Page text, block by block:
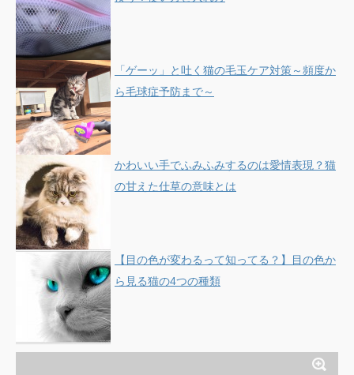
「ゲーッ」と吐く猫の毛玉ケア対策～頻度か
ら毛球症予防まで～
かわいい手でふみふみするのは愛情表現？猫
の甘えた仕草の意味とは
【目の色が変わるって知ってる？】目の色か
ら見る猫の4つの種類